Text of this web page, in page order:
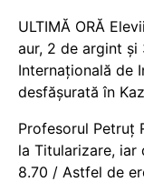
ULTIMĂ ORĂ
aur, 2 de argint și
Internațională de
desfășurată în
Profesorul Petruț
la Titularizare, iar
8.70 / Astfel de